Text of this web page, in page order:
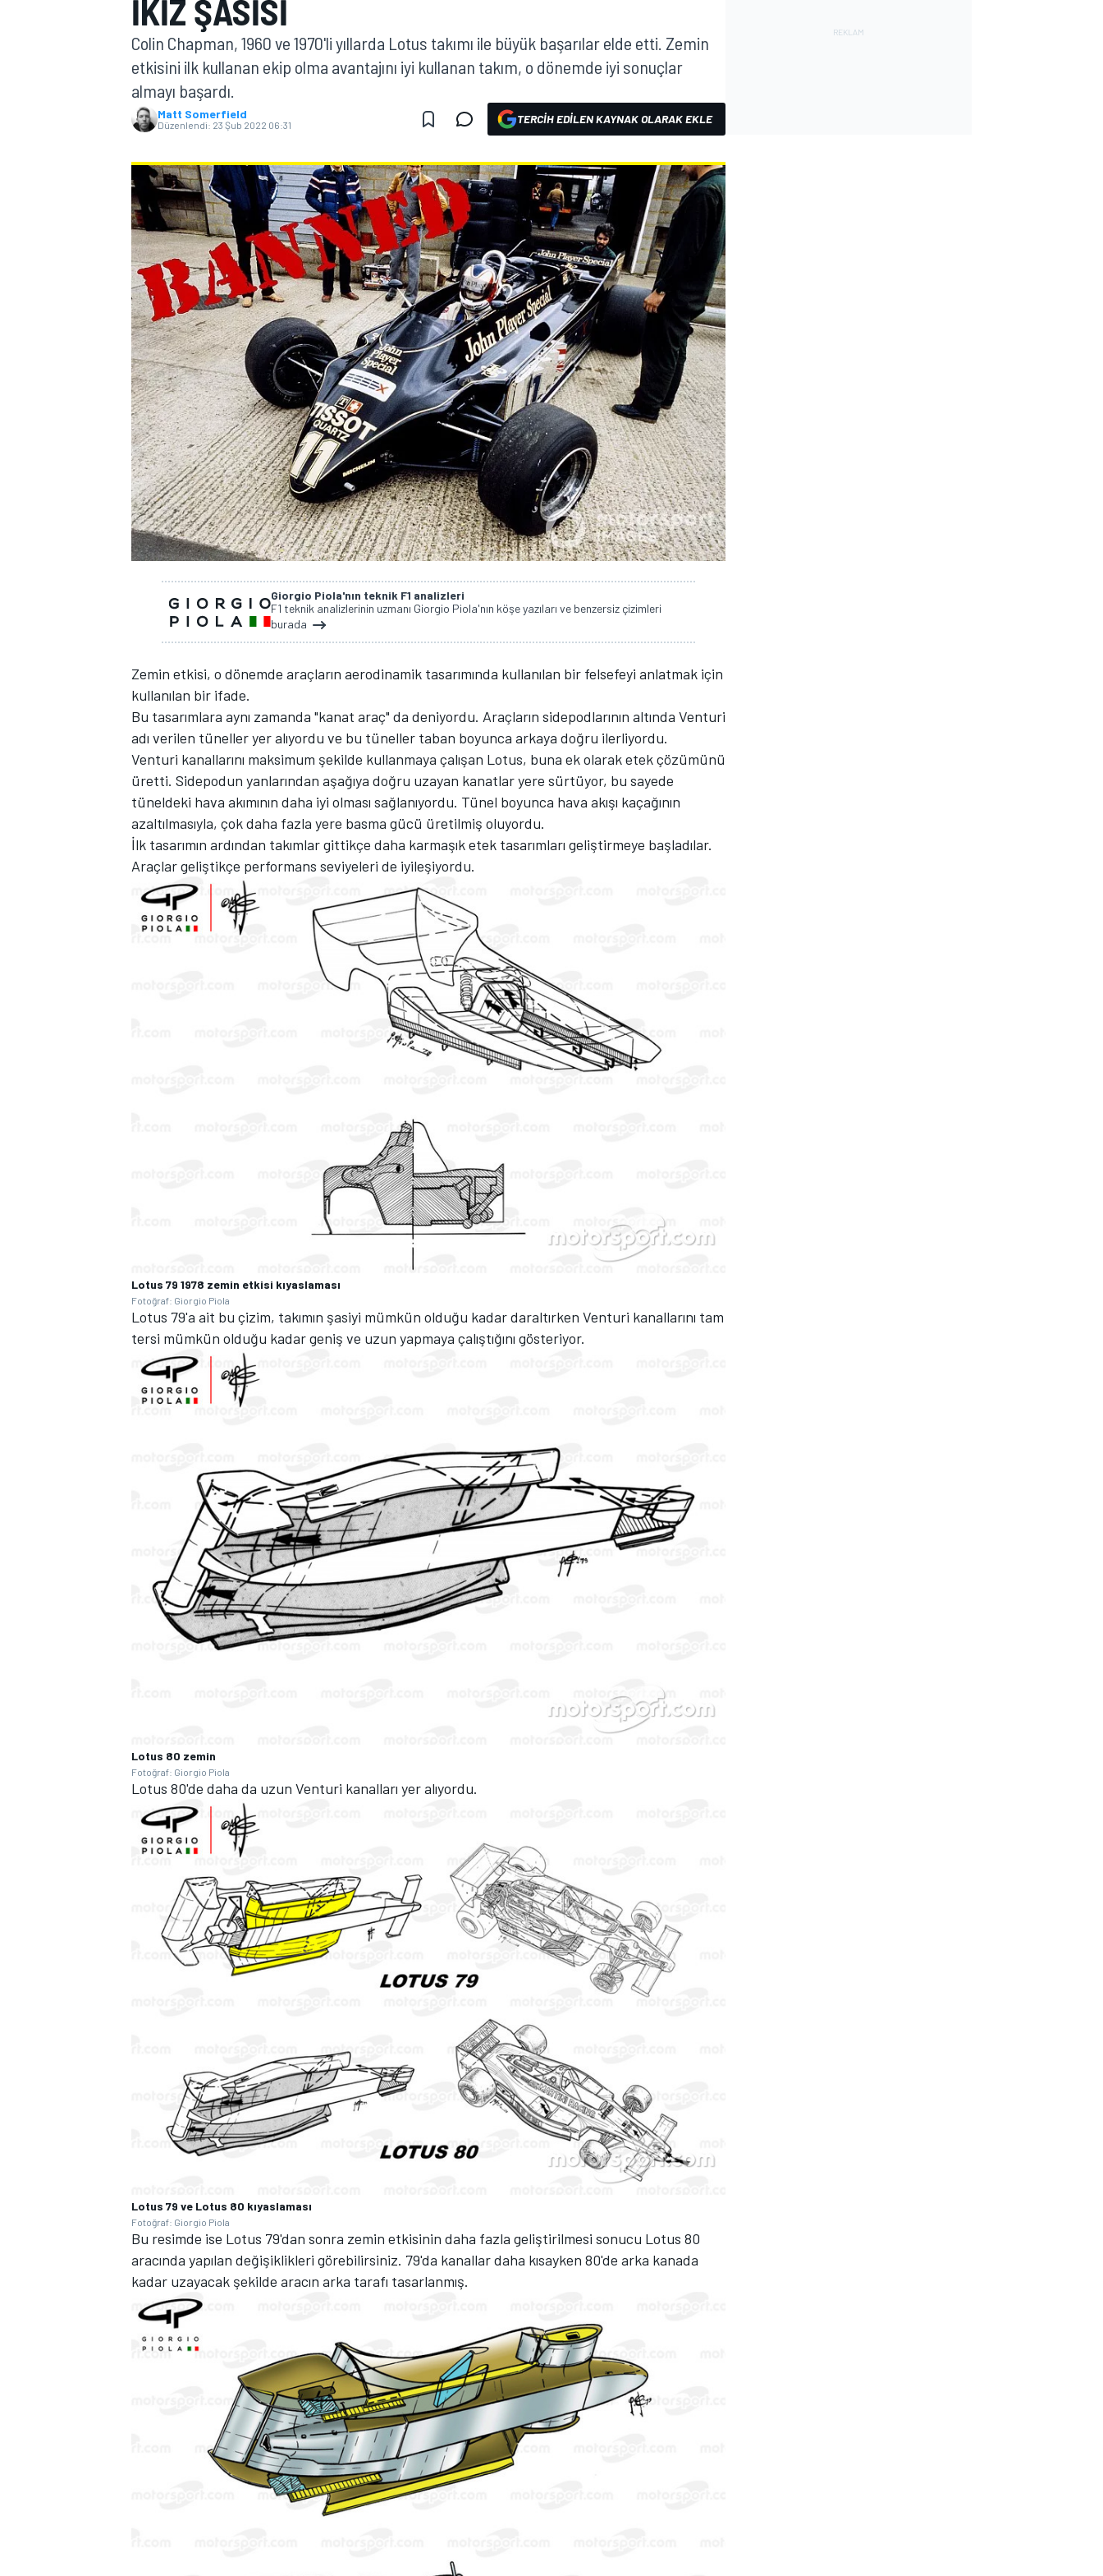
MOTOGP
WORLD SUPERBIKE
WRC
TÜRK SPORCULAR
MOTOSİKLET
IKIZ ŞASISI
Colin Chapman, 1960 ve 1970'li yıllarda Lotus takımı ile büyük başarılar elde etti. Zemin
etkisini ilk kullanan ekip olma avantajını iyi kullanan takım, o dönemde iyi sonuçlar
almayı başardı.
Matt Somerfield
Düzenlendi: 23 Şub 2022 06:31 TERCIH EDILEN KAYNAK OLARAK EKLE
Giorgio Piola'nın teknik F1 analizleri
F1 teknik analizlerinin uzmanı Giorgio Piola'nın köşe yazıları ve benzersiz çizimleri
burada
Zemin etkisi, o dönemde araçların aerodinamik tasarımında kullanılan bir felsefeyi anlatmak için
kullanılan bir ifade.
Bu tasarımlara aynı zamanda "kanat araç" da deniyordu. Araçların sidepodlarının altında Venturi
adı verilen tüneller yer alıyordu ve bu tüneller taban boyunca arkaya doğru ilerliyordu.
Venturi kanallarını maksimum şekilde kullanmaya çalışan Lotus, buna ek olarak etek çözümünü
üretti. Sidepodun yanlarından aşağıya doğru uzayan kanatlar yere sürtüyor, bu sayede
tüneldeki hava akımının daha iyi olması sağlanıyordu. Tünel boyunca hava akışı kaçağının
azaltılmasıyla, çok daha fazla yere basma gücü üretilmiş oluyordu.
İlk tasarımın ardından takımlar gittikçe daha karmaşık etek tasarımları geliştirmeye başladılar.
Araçlar geliştikçe performans seviyeleri de iyileşiyordu.
Lotus 79 1978 zemin etkisi kıyaslaması
Fotoğraf: Giorgio Piola
Lotus 79'a ait bu çizim, takımın şasiyi mümkün olduğu kadar daraltırken Venturi kanallarını tam
tersi mümkün olduğu kadar geniş ve uzun yapmaya çalıştığını gösteriyor.
Lotus 80 zemin
Fotoğraf: Giorgio Piola
Lotus 80'de daha da uzun Venturi kanalları yer alıyordu.
Lotus 79 ve Lotus 80 kıyaslaması
Fotoğraf: Giorgio Piola
Bu resimde ise Lotus 79'dan sonra zemin etkisinin daha fazla geliştirilmesi sonucu Lotus 80
aracında yapılan değişiklikleri görebilirsiniz. 79'da kanallar daha kısayken 80'de arka kanada
kadar uzayacak şekilde aracın arka tarafı tasarlanmış.